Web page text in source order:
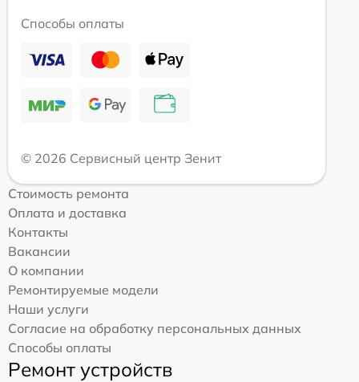
Способы оплаты
© 2026 Сервисный центр Зенит
Стоимость ремонта
Оплата и доставка
Контакты
Вакансии
О компании
Ремонтируемые модели
Наши услуги
Согласие на обработку персональных данных
Способы оплаты
Ремонт устройств